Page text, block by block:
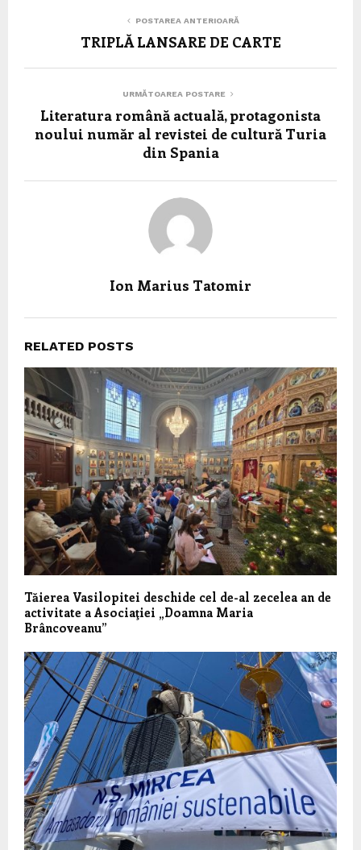
POSTAREA ANTERIOARĂ
TRIPLĂ LANSARE DE CARTE
URMĂTOAREA POSTARE
Literatura română actuală, protagonista
noului număr al revistei de cultură Turia
din Spania
Ion Marius Tatomir
RELATED POSTS
Tăierea Vasilopitei deschide cel de-al zecelea an de
activitate a Asociaţiei „Doamna Maria
Brâncoveanu”